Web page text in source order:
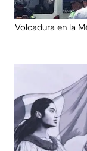
Volcadura en la